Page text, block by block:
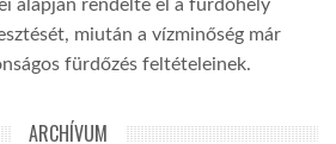
alapján rendelte el a fürdőhely
miután a vízminőség már
fürdőzés feltételeinek.
ARCHÍVUM